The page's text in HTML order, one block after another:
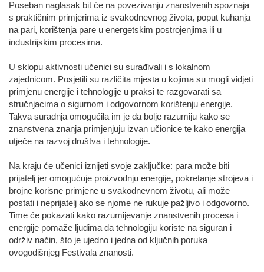
Poseban naglasak bit će na povezivanju znanstvenih spoznaja
s praktičnim primjerima iz svakodnevnog života, poput kuhanja
na pari, korištenja pare u energetskim postrojenjima ili u
industrijskim procesima.
U sklopu aktivnosti učenici su surađivali i s lokalnom
zajednicom. Posjetili su različita mjesta u kojima su mogli vidjeti
primjenu energije i tehnologije u praksi te razgovarati sa
stručnjacima o sigurnom i odgovornom korištenju energije.
Takva suradnja omogućila im je da bolje razumiju kako se
znanstvena znanja primjenjuju izvan učionice te kako energija
utječe na razvoj društva i tehnologije.
Na kraju će učenici iznijeti svoje zaključke: para može biti
prijatelj jer omogućuje proizvodnju energije, pokretanje strojeva i
brojne korisne primjene u svakodnevnom životu, ali može
postati i neprijatelj ako se njome ne rukuje pažljivo i odgovorno.
Time će pokazati kako razumijevanje znanstvenih procesa i
energije pomaže ljudima da tehnologiju koriste na siguran i
održiv način, što je ujedno i jedna od ključnih poruka
ovogodišnjeg Festivala znanosti.